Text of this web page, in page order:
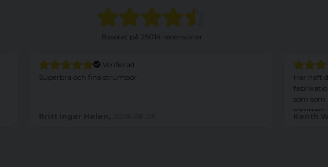
Baserat på 25014 recensioner
Verifierad
Superbra och fina strumpor
Har haft
söm
sömmen